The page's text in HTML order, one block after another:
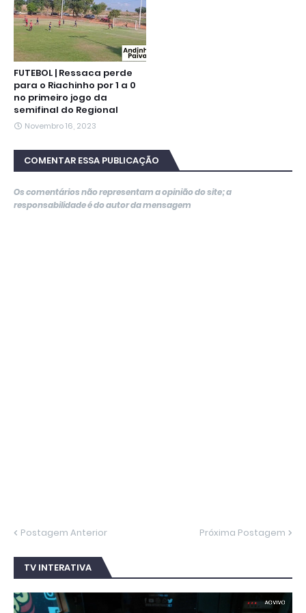
FUTEBOL | Ressaca perde
para o Riachinho por 1 a 0
no primeiro jogo da
semifinal do Regional
Novembro 16, 2023
COMENTAR ESSA PUBLICAÇÃO
Os comentários não representam a opinião do site; a
responsabilidade é do autor da mensagem
Postagem Anterior Próxima Postagem
TV INTERATIVA